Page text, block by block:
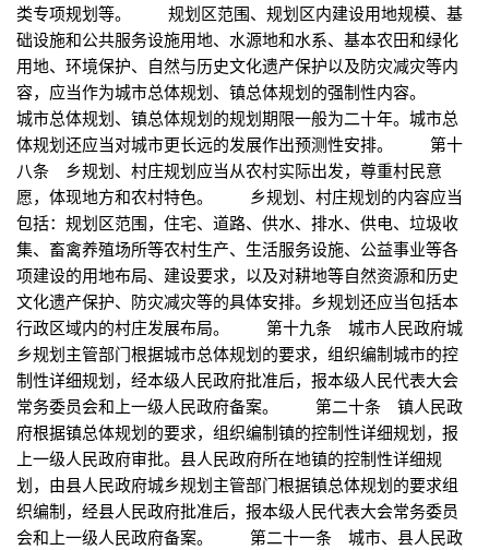
类专项规划等。 规划区范围、规划区内建设用地规模、基
础设施和公共服务设施用地、水源地和水系、基本农田和绿化
用地、环境保护、自然与历史文化遗产保护以及防灾减灾等内
容，应当作为城市总体规划、镇总体规划的强制性内容。
城市总体规划、镇总体规划的规划期限一般为二十年。城市总
体规划还应当对城市更长远的发展作出预测性安排。 第十
八条 乡规划、村庄规划应当从农村实际出发，尊重村民意
愿，体现地方和农村特色。 乡规划、村庄规划的内容应当
包括：规划区范围，住宅、道路、供水、排水、供电、垃圾收
集、畜禽养殖场所等农村生产、生活服务设施、公益事业等各
项建设的用地布局、建设要求，以及对耕地等自然资源和历史
文化遗产保护、防灾减灾等的具体安排。乡规划还应当包括本
行政区域内的村庄发展布局。 第十九条 城市人民政府城
乡规划主管部门根据城市总体规划的要求，组织编制城市的控
制性详细规划，经本级人民政府批准后，报本级人民代表大会
常务委员会和上一级人民政府备案。 第二十条 镇人民政
府根据镇总体规划的要求，组织编制镇的控制性详细规划，报
上一级人民政府审批。县人民政府所在地镇的控制性详细规
划，由县人民政府城乡规划主管部门根据镇总体规划的要求组
织编制，经县人民政府批准后，报本级人民代表大会常务委员
会和上一级人民政府备案。 第二十一条 城市、县人民政